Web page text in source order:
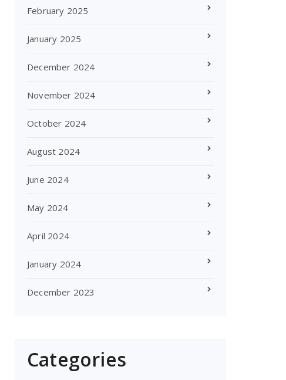
February 2025
January 2025
December 2024
November 2024
October 2024
August 2024
June 2024
May 2024
April 2024
January 2024
December 2023
Categories